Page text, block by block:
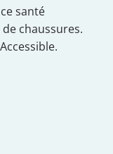
santé
chaussures.